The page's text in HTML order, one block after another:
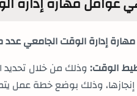
إدارة الوقت الجامعي
الوقت:وذلك من خلال تحديد
وذلك بوضع خطة عمل